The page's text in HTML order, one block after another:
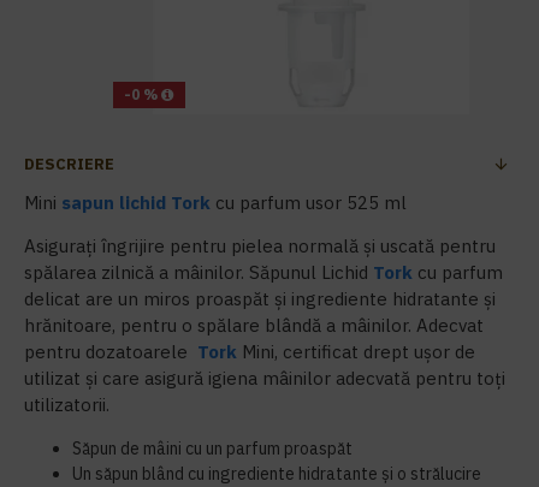
-0 %
DESCRIERE
Mini sapun lichid Tork cu parfum usor 525 ml
Asigurați îngrijire pentru pielea normală și uscată pentru
spălarea zilnică a mâinilor. Săpunul Lichid Tork cu parfum
delicat are un miros proaspăt și ingrediente hidratante și
hrănitoare, pentru o spălare blândă a mâinilor. Adecvat
pentru dozatoarele Tork Mini, certificat drept ușor de
utilizat și care asigură igiena mâinilor adecvată pentru toți
utilizatorii.
Săpun de mâini cu un parfum proaspăt
Un săpun blând cu ingrediente hidratante și o strălucire